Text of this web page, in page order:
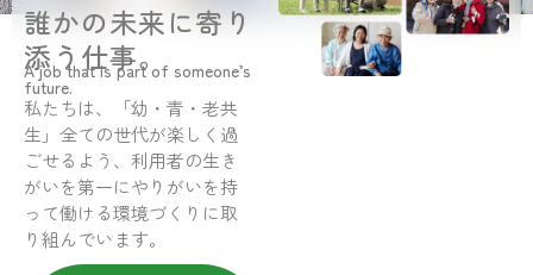
誰かの未来に寄り
添う仕事。
A job that is part of someone’s
future.
私たちは、「幼・青・老共
生」全ての世代が楽しく過
ごせるよう、利用者の生き
がいを第一にやりがいを持
って働ける環境づくりに取
り組んでいます。